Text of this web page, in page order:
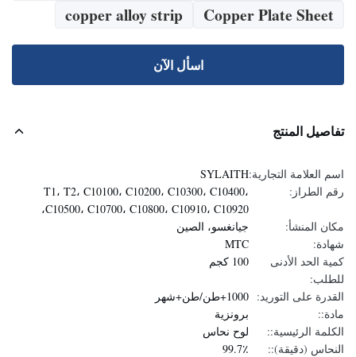
Copper Plate Sheet
copper alloy strip
اسأل الآن
تفاصيل المنتج
اسم العلامة التجارية:SYLAITH
رقم الطراز:
T1، T2، C10100، C10200، C10300، C10400،
C10500، C10700، C10800، C10910، C10920،
مكان المنشأ:
جيانغسو، الصين
شهادة:
MTC
كمية الحد الأدنى
للطلب:
100 كجم
القدرة على التوريد: 1000+طن/طن+شهر
مادة::
برونزية
الكلمة الرئيسية::
لوح نحاس
النحاس (دقيقة)::
99.7٪